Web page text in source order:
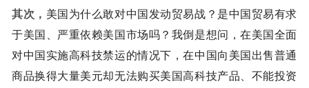
其次， 美国为什么敢对中国发动贸易战？是中国贸易有求
于美国、严重依赖美国市场吗？我倒是想问，在美国全面
对中国实施高科技禁运的情况下，在中国向美国出售普通
商品换得大量美元却无法购买美国高科技产品、不能投资